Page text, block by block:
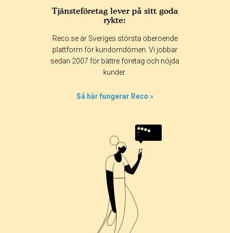
Tjänsteföretag lever på sitt goda
rykte:
Reco.se är Sveriges största oberoende
plattform för kundomdömen. Vi jobbar
sedan 2007 för bättre företag och nöjda
kunder.
Så här fungerar Reco »